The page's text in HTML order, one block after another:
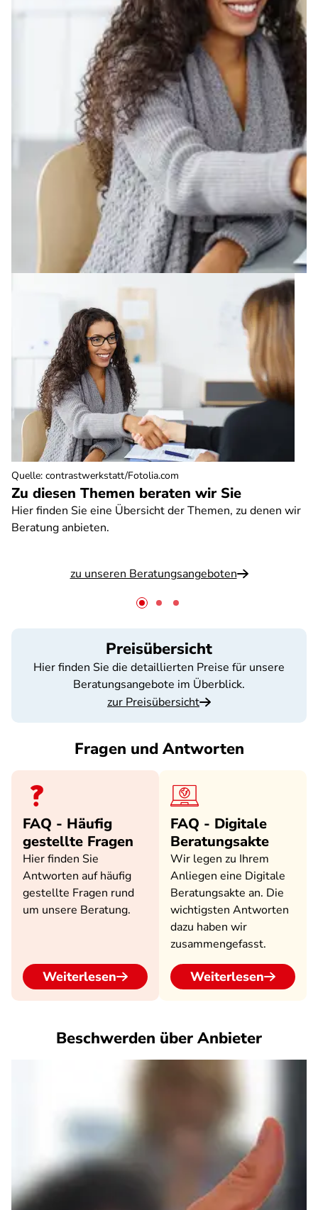
Zu diesen Themen beraten wir Sie
Hier finden Sie eine Übersicht der Themen, zu denen wir
Beratung anbieten.
zu unseren Beratungsangeboten
Quelle: contrastwerkstatt/Fotolia.com
Preisübersicht
Hier finden Sie die detaillierten Preise für unsere
Beratungsangebote im Überblick.
zur Preisübersicht
Fragen und Antworten
FAQ - Häufig
gestellte Fragen
Hier finden Sie
Antworten auf häufig
gestellte Fragen rund
um unsere Beratung.
Weiterlesen
FAQ - Digitale
Beratungsakte
Wir legen zu Ihrem
Anliegen eine Digitale
Beratungsakte an. Die
wichtigsten Antworten
dazu haben wir
zusammengefasst.
Weiterlesen
Beschwerden über Anbieter